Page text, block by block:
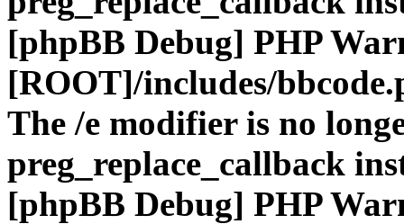
[phpBB Debug] PHP
[ROOT]/includes/
The /e modifier is no
preg_replace_callback
[phpBB Debug] PHP